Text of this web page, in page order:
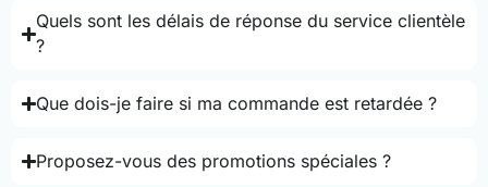
Quels sont les délais de réponse du service clientèle
?
Que dois-je faire si ma commande est retardée ?
Proposez-vous des promotions spéciales ?